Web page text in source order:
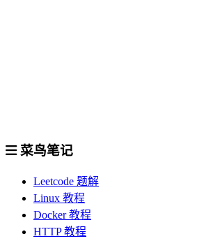
菜鸟笔记
Leetcode 题解
Linux 教程
Docker 教程
HTTP 教程